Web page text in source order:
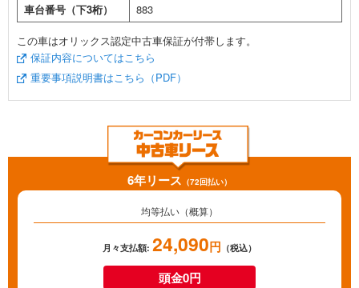
車台番号（下3桁）
883
この車はオリックス認定中古車保証が付帯します。
保証内容についてはこちら
重要事項説明書はこちら（PDF）
6年リース （72回払い）
均等払い（概算）
月々支払額: 24,090円 （税込）
頭金0円